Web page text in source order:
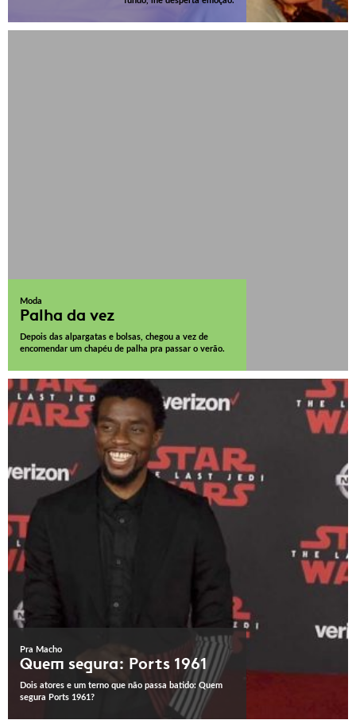
Moda
Palha da vez
Depois das alpargatas e bolsas, chegou a vez de
encomendar um chapéu de palha pra passar o verão.
Pra Macho
Quem segura: Ports 1961
Dois atores e um terno que não passa batido: Quem
segura Ports 1961?